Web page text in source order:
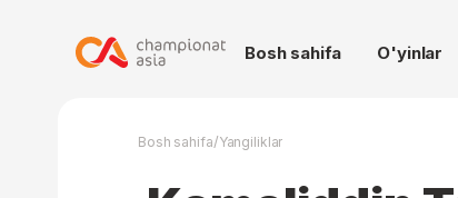
Bosh sahifa O'yinlar
Bosh sahifa/Yangiliklar